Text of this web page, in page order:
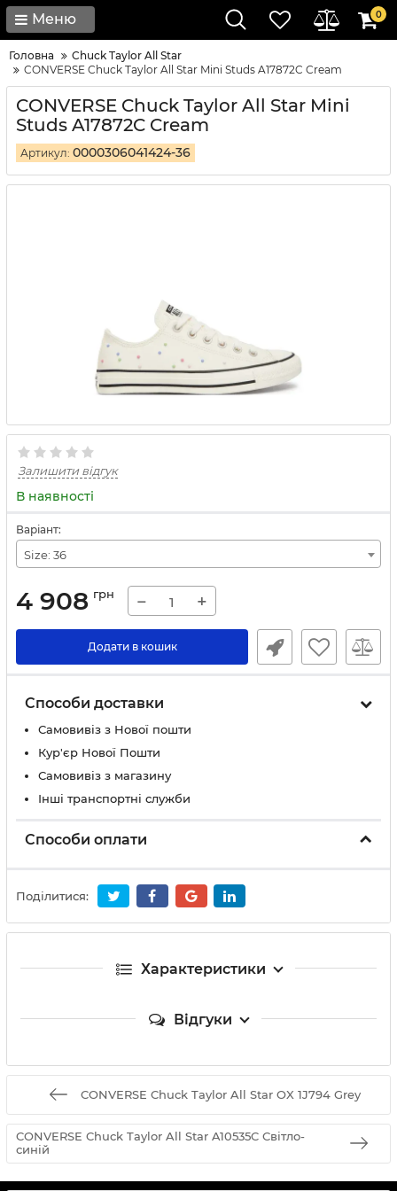
Меню 0
Головна
Chuck Taylor All Star
CONVERSE Chuck Taylor All Star Mini Studs A17872C Cream
CONVERSE Chuck Taylor All Star Mini
Studs A17872C Cream
Артикул: 0000306041424-36
Залишити відгук
В наявності
Варіант:
Size: 36
4 908 грн − +
Додати в кошик
Способи доставки
Самовивіз з Нової пошти
Кур'єр Нової Пошти
Самовивіз з магазину
Інші транспортні служби
Способи оплати
Поділитися:
Характеристики
Відгуки
CONVERSE Chuck Taylor All Star OX 1J794 Grey
CONVERSE Chuck Taylor All Star A10535C Світло-
синій